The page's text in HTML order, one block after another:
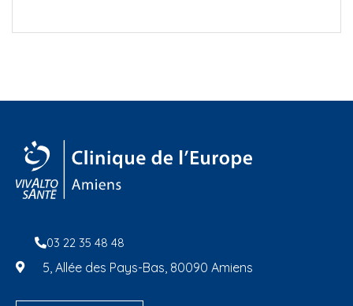
03 22 35 48 48
5, Allée des Pays-Bas, 80090 Amiens